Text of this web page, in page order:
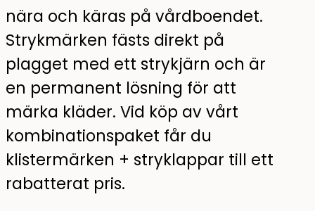
nära och käras på vårdboendet.
Strykmärken fästs direkt på
plagget med ett strykjärn och är
en permanent lösning för att
märka kläder. Vid köp av vårt
kombinationspaket får du
klistermärken + stryklappar till ett
rabatterat pris.